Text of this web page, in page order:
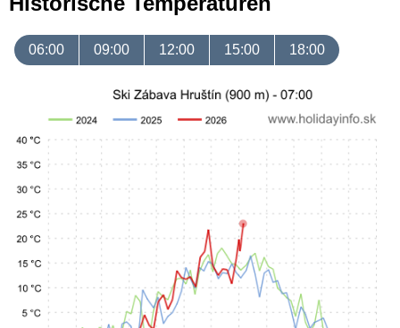
06:00 09:00 12:00 15:00 18:00